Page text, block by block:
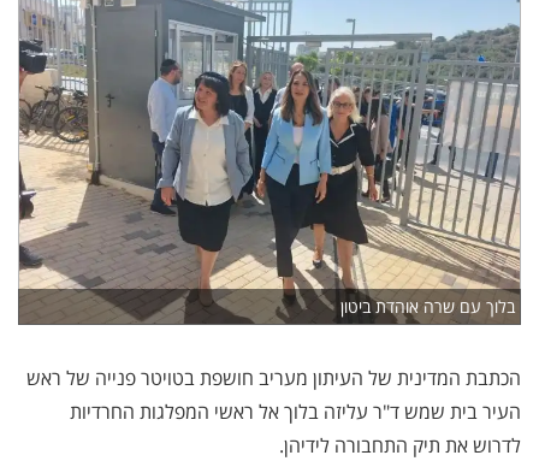
בלוך עם שרה אוהדת ביטון
הכתבת המדינית של העיתון מעריב חושפת בטויטר פנייה של ראש
העיר בית שמש ד"ר עליזה בלוך אל ראשי המפלגות החרדיות
לדרוש את תיק התחבורה לידיהן.